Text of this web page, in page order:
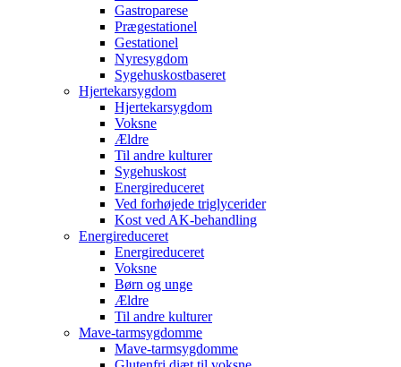
Gastroparese
Prægestationel
Gestationel
Nyresygdom
Sygehuskostbaseret
Hjertekarsygdom
Hjertekarsygdom
Voksne
Ældre
Til andre kulturer
Sygehuskost
Energireduceret
Ved forhøjede triglycerider
Kost ved AK-behandling
Energireduceret
Energireduceret
Voksne
Børn og unge
Ældre
Til andre kulturer
Mave-tarmsygdomme
Mave-tarmsygdomme